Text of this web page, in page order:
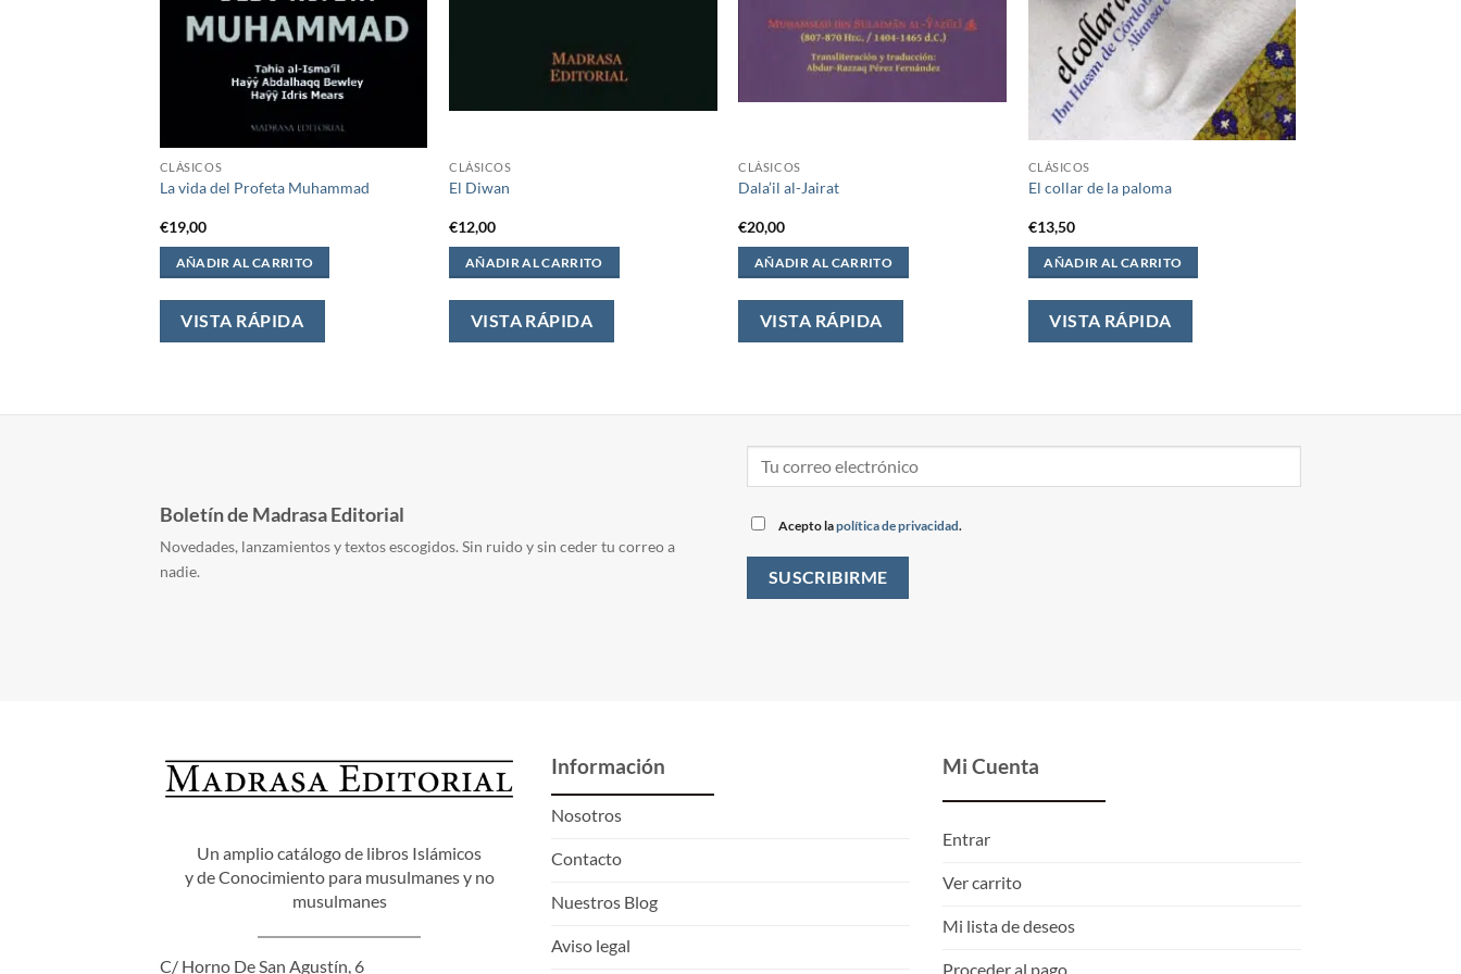
CLÁSICOS
La vida del Profeta Muhammad
€19,00
AÑADIR AL CARRITO
VISTA RÁPIDA
CLÁSICOS
El Diwan
€12,00
AÑADIR AL CARRITO
VISTA RÁPIDA
CLÁSICOS
Dala’il al-Jairat
€20,00
AÑADIR AL CARRITO
VISTA RÁPIDA
CLÁSICOS
El collar de la paloma
€13,50
AÑADIR AL CARRITO
VISTA RÁPIDA
Boletín de Madrasa Editorial
Novedades, lanzamientos y textos escogidos. Sin ruido y sin ceder tu correo a
nadie.
Acepto lapolítica de privacidad.
Un amplio catálogo de libros Islámicos
y de Conocimiento para musulmanes y no
musulmanes
C/ Horno De San Agustín, 6
Información
Nosotros
Contacto
Nuestros Blog
Aviso legal
Mi Cuenta
Entrar
Ver carrito
Mi lista de deseos
Proceder al pago